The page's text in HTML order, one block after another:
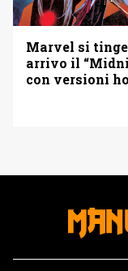
Marvel si
arrivo il
con versioni